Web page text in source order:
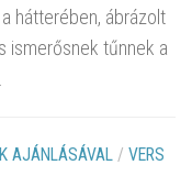
hátterében, ábrázolt
ismerősnek tűnnek a
AJÁNLÁSÁVAL / VERS